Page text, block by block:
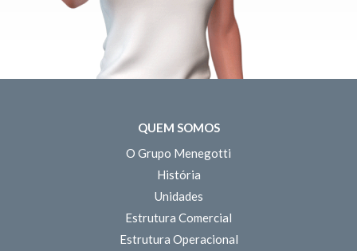
QUEM SOMOS
O Grupo Menegotti
História
Unidades
Estrutura Comercial
Estrutura Operacional